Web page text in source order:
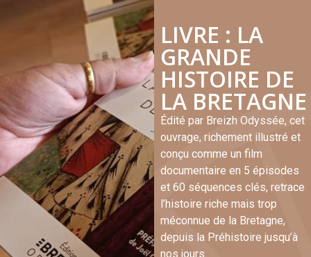
LIVRE : LA
GRANDE
HISTOIRE DE
LA BRETAGNE
Édité par Breizh Odyssée, cet
ouvrage, richement illustré et
conçu comme un film
documentaire en 5 épisodes
et 60 séquences clés, retrace
l’histoire riche mais trop
méconnue de la Bretagne,
depuis la Préhistoire jusqu’à
nos jours.